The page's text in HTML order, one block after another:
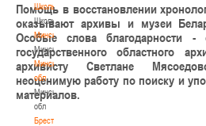
Школы
Школы
Минск
Минск
Минская
обл
Минская
обл
Брестская
Помощь в восстановлении
оказывают архивы и музеи
Особые слова благодарности -
государственного областного
архивисту Светлане
неоценимую работу по поиску и
материалов.